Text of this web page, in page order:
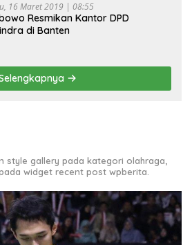
16 Maret 2019 | 08:55
Resmikan Kantor DPD
di Banten
style gallery pada kategori olahraga,
widget recent post wpberita.